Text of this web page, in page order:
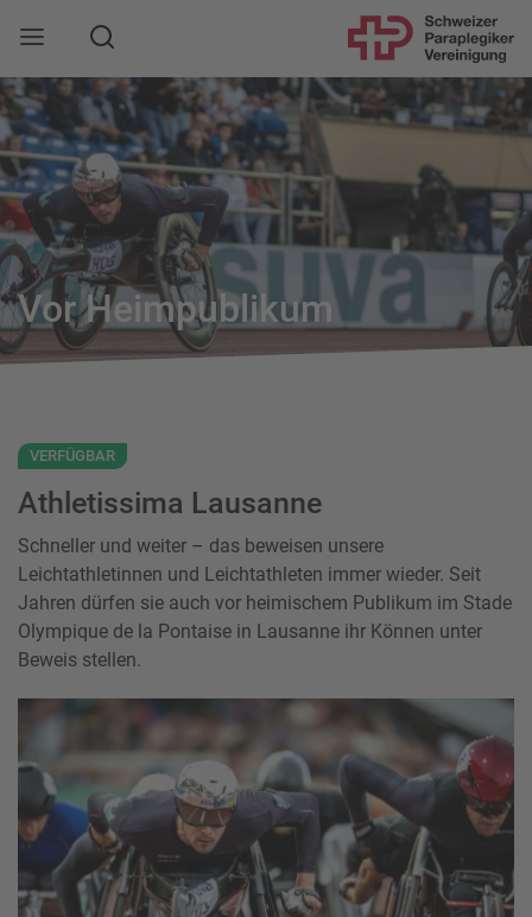
Mobile Navigation öffnen
Suche
Vor Heimpublikum
VERFÜGBAR
Athletissima Lausanne
Schneller und weiter – das beweisen unsere
Leichtathletinnen und Leichtathleten immer wieder. Seit
Jahren dürfen sie auch vor heimischem Publikum im Stade
Olympique de la Pontaise in Lausanne ihr Können unter
Beweis stellen.